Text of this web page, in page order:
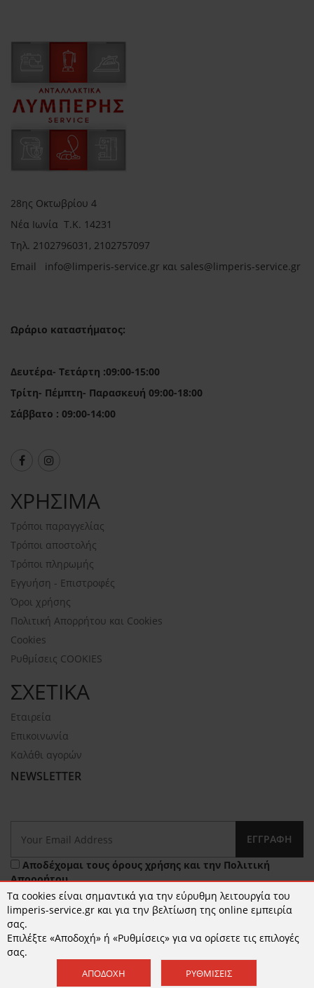
28ης Οκτωβρίου 4
Νέα Ιωνία Τ.Κ. 14231
Τηλ. 2102796031, 2102757097
Email info@limperis-service.gr και sales@limperis-service.gr
Ωράριο καταστήματος:
Δευτέρα- Τετάρτη :09:00-15:00
Τρίτη- Πέμπτη- Παρασκευή 09:00-18:00
Σάββατο : 09:00-14:00
ΧΡΗΣΙΜΑ
Τρόποι παραγγελίας
Τρόποι αποστολής
Τρόποι πληρωμής
Εγγυήση - Επιστροφές
Όροι χρήσης
Πολιτική Απορρήτου και Cookies
Cookies
Ρυθμίσεις COOKIES
ΣΧΕΤΙΚΑ
Εταιρεία
Επικοινωνία
Καλάθι αγορών
NEWSLETTER
ΕΓΓΡΑΦΉ
Αποδέχομαι τους όρους χρήσης και την Πολιτική
Απορρήτου
© 2026 limperis-service.gr | Κατασκευή ιστοσελίδων -
Τα cookies είναι σημαντικά για την εύρυθμη λειτουργία του
limperis-service.gr και για την βελτίωση της online εμπειρία
σας.
Επιλέξτε «Αποδοχή» ή «Ρυθμίσεις» για να ορίσετε τις επιλογές
σας.
ΑΠΟΔΟΧΉ ΡΥΘΜΊΣΕΙΣ